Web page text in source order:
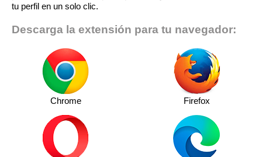
tu perfil en un solo clic.
Descarga la extensión para tu navegador:
Chrome Firefox